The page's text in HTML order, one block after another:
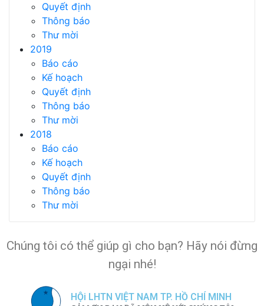
Quyết định
Thông báo
Thư mời
2019
Báo cáo
Kế hoạch
Quyết định
Thông báo
Thư mời
2018
Báo cáo
Kế hoạch
Quyết định
Thông báo
Thư mời
Chúng tôi có thể giúp gì cho bạn? Hãy nói đừng
ngại nhé!
HỘi LHTN VIỆT NAM TP. HỒ CHÍ MINH